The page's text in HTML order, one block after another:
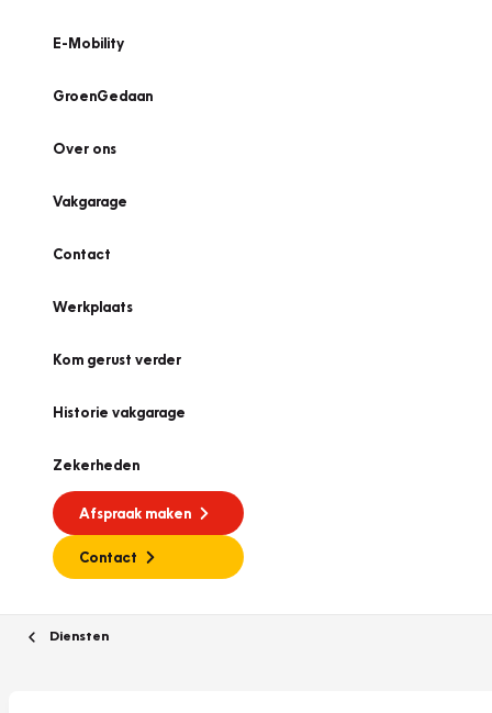
E-Mobility
GroenGedaan
Over ons
Vakgarage
Contact
Werkplaats
Kom gerust verder
Historie vakgarage
Zekerheden
Afspraak maken
Contact
Diensten